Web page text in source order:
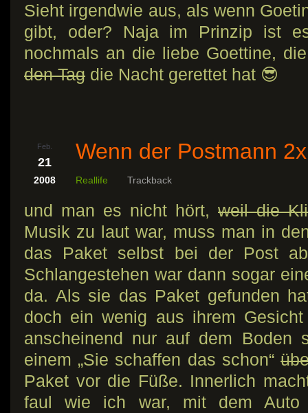
Sieht irgendwie aus, als wenn
gibt, oder? Naja im Prinzip ist
nochmals an die liebe Goettine,
den Tag die Nacht gerettet hat 😎
Feb.
21
2008
Wenn der Postmann
Reallife Trackback
und man es nicht hört, weil die
Musik zu laut war, muss man in
das Paket selbst bei der Post
Schlangestehen war dann sogar
da. Als sie das Paket gefunden
doch ein wenig aus ihrem
anscheinend nur auf dem Boden
einem „Sie schaffen das schon“
Paket vor die Füße. Innerlich
faul wie ich war, mit dem Auto